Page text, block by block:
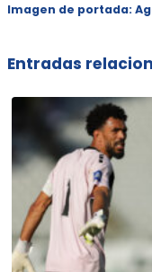
Imagen de portada:
Entradas